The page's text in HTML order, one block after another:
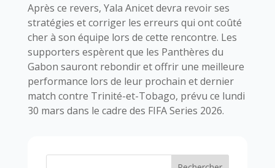
Après ce revers, Yala Anicet devra revoir ses
stratégies et corriger les erreurs qui ont coûté
cher à son équipe lors de cette rencontre. Les
supporters espèrent que les Panthères du
Gabon sauront rebondir et offrir une meilleure
performance lors de leur prochain et dernier
match contre Trinité-et-Tobago, prévu ce lundi
30 mars dans le cadre des FIFA Series 2026.